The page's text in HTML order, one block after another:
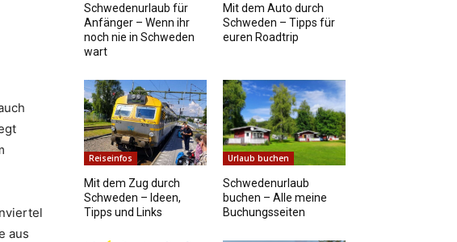
aus
Schwedenurlaub für
Anfänger – Wenn ihr
noch nie in Schweden
wart
Mit dem Auto durch
Schweden – Tipps für
euren Roadtrip
Reiseinfos
Mit dem Zug durch
Schweden – Ideen,
Tipps und Links
Urlaub buchen
Schwedenurlaub
buchen – Alle meine
Buchungsseiten